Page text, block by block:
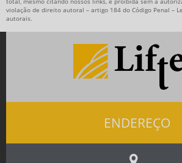
violação de direito autoral – artigo 184 do Código Penal –
autorais.
ENDEREÇO